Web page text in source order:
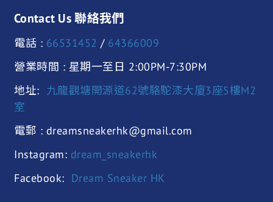
Contact Us 聯絡我們
電話 : 66531452 / 64366009
營業時間 : 星期一至日 2:00PM-7:30PM
地址:
九龍觀塘開源道62號駱駝漆大廈3座5樓M2
室
電郵 : dreamsneakerhk@gmail.com
Instagram: dream_sneakerhk
Facebook: Dream Sneaker HK